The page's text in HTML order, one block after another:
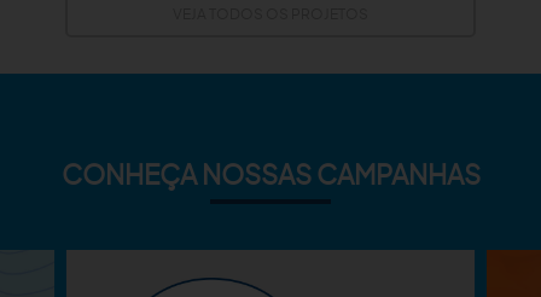
CONHEÇA NOSSAS CAMPANHAS